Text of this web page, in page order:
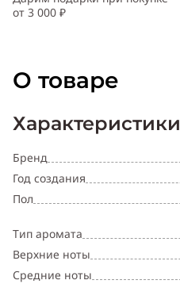
от 3 000 ₽
О товаре
Характеристики
Бренд
Год создания
Пол
Тип аромата
Верхние ноты
Средние ноты